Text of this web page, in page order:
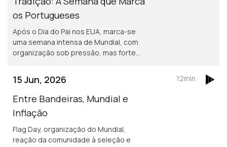
os Portugueses
Após o Dia do Pai nos EUA, marca-se
uma semana intensa de Mundial, com
organização sob pressão, mas forte
enquanto reforçam controlos nas
fronteiras
15 Jun, 2026
Entre Bandeiras, Mundial e
Inflação
Flag Day, organização do Mundial,
reação da comunidade à seleção e
12min